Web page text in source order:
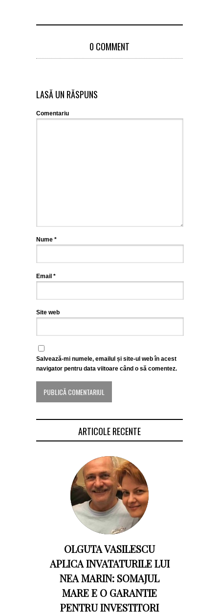
0 COMMENT
LASĂ UN RĂSPUNS
Comentariu
Nume *
Email *
Site web
Salvează-mi numele, emailul și site-ul web în acest
navigator pentru data viitoare când o să comentez.
ARTICOLE RECENTE
OLGUTA VASILESCU
APLICA INVATATURILE LUI
NEA MARIN: SOMAJUL
MARE E O GARANTIE
PENTRU INVESTITORI